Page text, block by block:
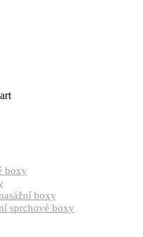
boxy
boxy
sprchové boxy